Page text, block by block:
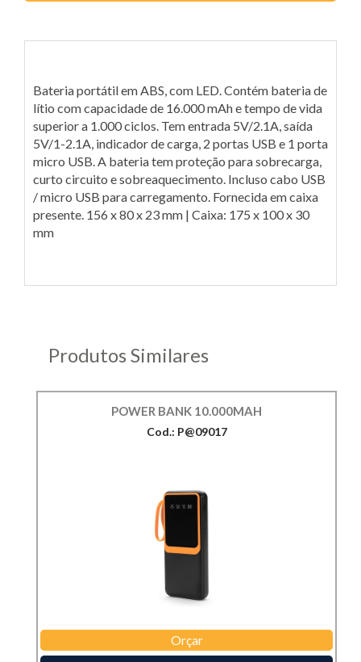
Bateria portátil em ABS, com LED. Contém bateria de
lítio com capacidade de 16.000 mAh e tempo de vida
superior a 1.000 ciclos. Tem entrada 5V/2.1A, saída
5V/1-2.1A, indicador de carga, 2 portas USB e 1 porta
micro USB. A bateria tem proteção para sobrecarga,
curto circuito e sobreaquecimento. Incluso cabo USB
/ micro USB para carregamento. Fornecida em caixa
presente. 156 x 80 x 23 mm | Caixa: 175 x 100 x 30
mm
Produtos Similares
POWER BANK 10.000MAH
Cod.: P@09017
Orçar